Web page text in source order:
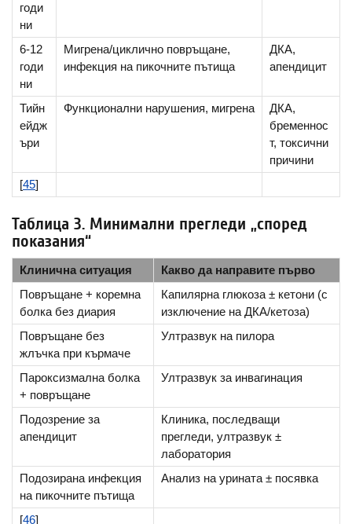
годи
ни
6-12
годи
ни
Мигрена/циклично повръщане,
инфекция на пикочните пътища
ДКА,
апендицит
Тийн
ейдж
ъри
Функционални нарушения, мигрена
ДКА,
бременнос
т, токсични
причини
[45]
Таблица 3. Минимални прегледи „според
показания“
Клинична ситуация
Какво да направите първо
Повръщане + коремна
болка без диария
Капилярна глюкоза ± кетони (с
изключение на ДКА/кетоза)
Повръщане без
жлъчка при кърмаче
Ултразвук на пилора
Пароксизмална болка
+ повръщане
Ултразвук за инвагинация
Подозрение за
апендицит
Клиника, последващи
прегледи, ултразвук ±
лаборатория
Подозирана инфекция
на пикочните пътища
Анализ на урината ± посявка
[46]